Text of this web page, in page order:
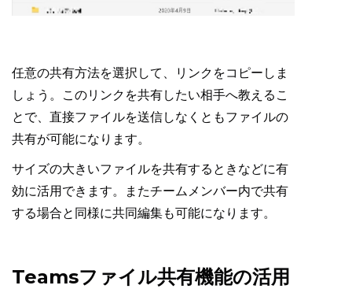
任意の共有方法を選択して、リンクをコピーしま
しょう。このリンクを共有したい相手へ教えるこ
とで、直接ファイルを送信しなくともファイルの
共有が可能になります。
サイズの大きいファイルを共有するときなどに有
効に活用できます。またチームメンバー内で共有
する場合と同様に共同編集も可能になります。
Teamsファイル共有機能の活用